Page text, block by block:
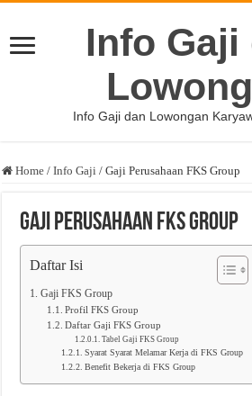
Info Gaji
Info Gaji dan Lowongan
Home / Info Gaji / Gaji Perusahaan FKS Group
Gaji Perusahaan FKS Group
Daftar Isi
Gaji FKS Group
Profil FKS Group
Daftar Gaji FKS Group
Tabel Gaji FKS Group
Syarat Syarat Melamar Kerja di FKS Group
Benefit Bekerja di FKS Group